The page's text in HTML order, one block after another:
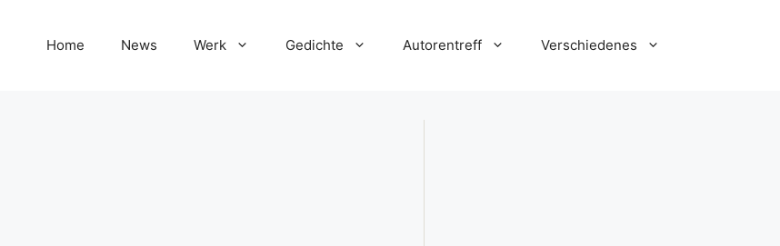
Home News Werk Gedichte Autorentreff Verschiedenes